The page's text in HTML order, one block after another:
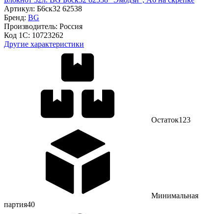
Артикул: Б6ск32 62538
Бренд: BG
Производитель: Россия
Код 1С: 10723262
Другие характеристики
Остаток123
Минимальная
партия40